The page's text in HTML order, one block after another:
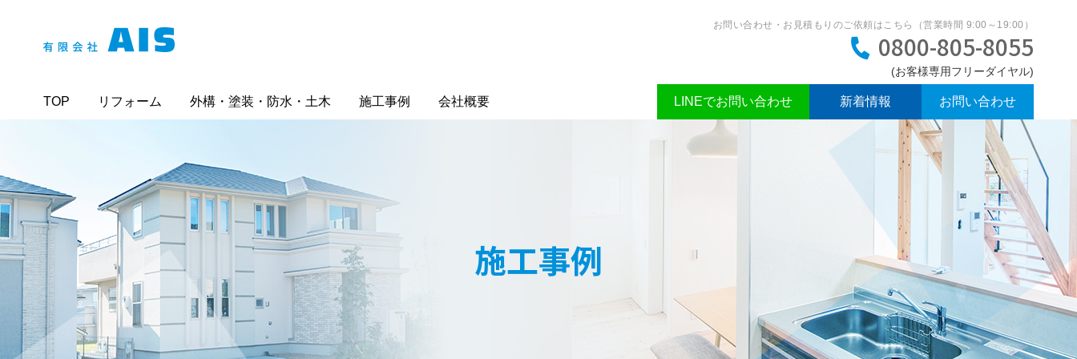
お問い合わせ・お見積もりのご依頼はこちら（営業時間 9:00～19:00）
0800-805-8055
TOP リフォーム 外構・塗装・防水・土木 施工事例 会社概要 LINEでお問い合わせ 新着情報 お問い合わせ
施工事例